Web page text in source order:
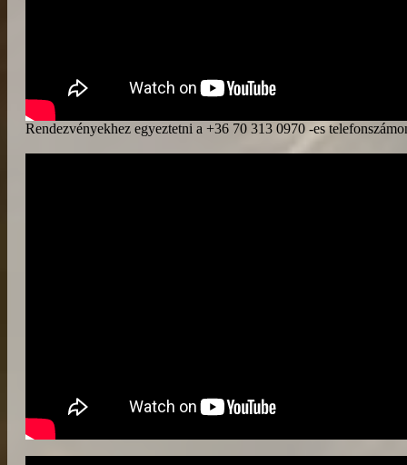
Rendezvényekhez egyeztetni a +36 70 313 0970 -es